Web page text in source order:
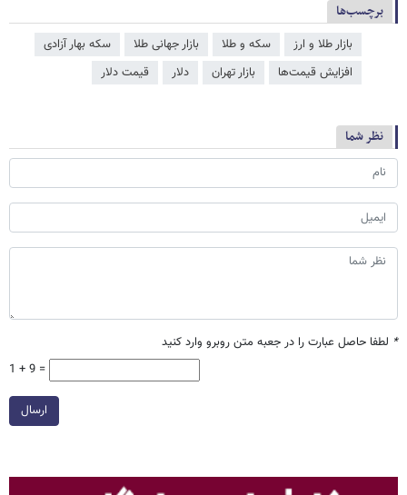
برچسب‌ها
بازار طلا و ارز سکه و طلا بازار جهانی طلا
سکه بهار آزادی
افزایش قیمت‌ها
بازار تهران دلار قیمت دلار
نظر شما
* لطفا حاصل عبارت را در جعبه متن روبرو وارد کنید
1 + 9 =
ارسال